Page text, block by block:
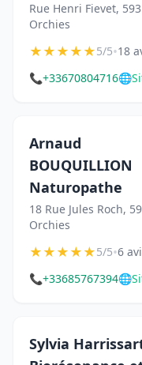
Rue Henri Fievet,
Orchies
★★★★★5/5•18
📞+33670804716🌐
Arnaud
BOUQUILLION
Naturopathe
18 Rue Jules Roch,
Orchies
★★★★★5/5•6
📞+33685767394🌐
Sylvia